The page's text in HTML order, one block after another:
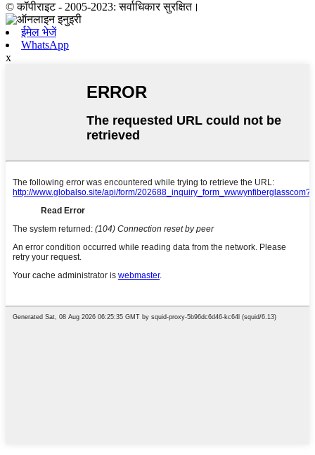
© कॉपीराइट - 2005-2023: सर्वाधिकार सुरक्षित।
ईमेल भेजें
WhatsApp
x